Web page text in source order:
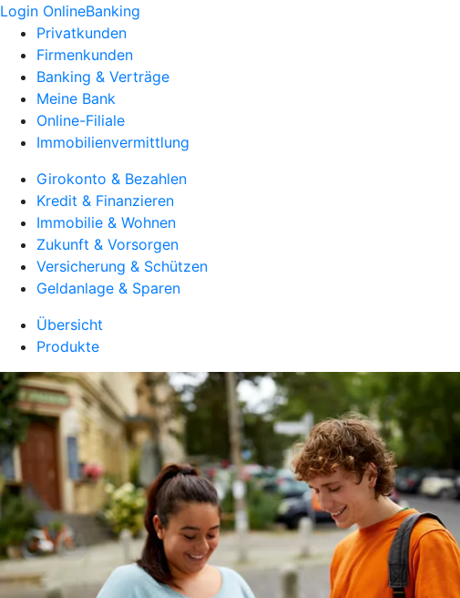
Login OnlineBanking
Privatkunden
Firmenkunden
Banking & Verträge
Meine Bank
Online-Filiale
Immobilienvermittlung
Girokonto & Bezahlen
Kredit & Finanzieren
Immobilie & Wohnen
Zukunft & Vorsorgen
Versicherung & Schützen
Geldanlage & Sparen
Übersicht
Produkte